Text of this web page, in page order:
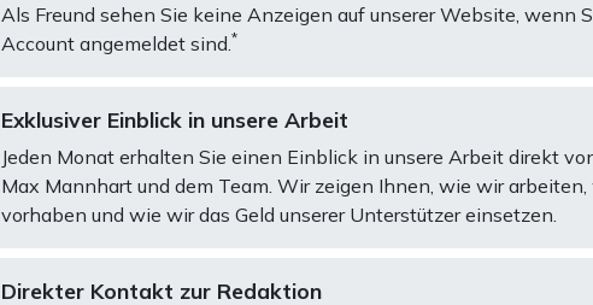
Als Freund sehen Sie keine Anzeigen auf unserer Website, wenn
Account angemeldet sind. *
Exklusiver Einblick in unsere Arbeit
Jeden Monat erhalten Sie einen Einblick in unsere Arbeit direkt
Max Mannhart und dem Team. Wir zeigen Ihnen, wie wir
vorhaben und wie wir das Geld unserer Unterstützer einsetzen.
Direkter Kontakt zur Redaktion